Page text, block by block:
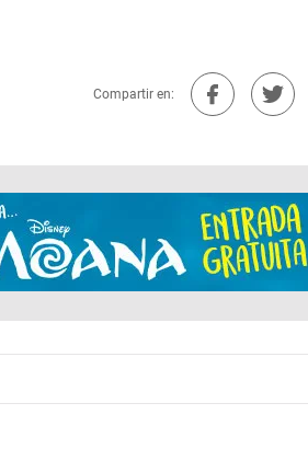
Compartir en: